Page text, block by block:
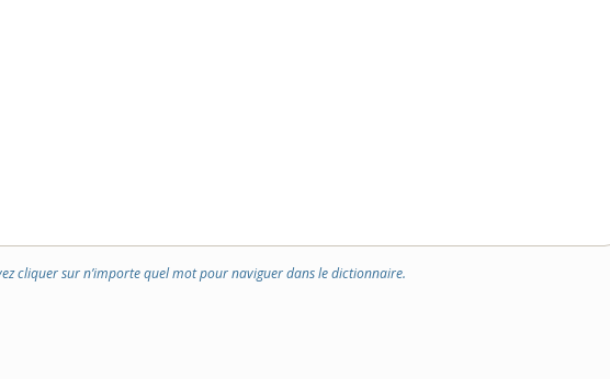
cliquer sur n’importe quel mot pour naviguer dans le dictionnaire.